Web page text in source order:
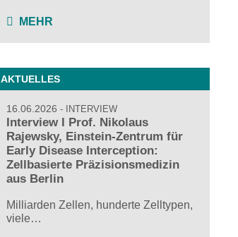
MEHR
AKTUELLES
16.06.2026 INTERVIEW
Interview I Prof. Nikolaus
Rajewsky, Einstein-Zentrum für
Early Disease Interception:
Zellbasierte Präzisionsmedizin
aus Berlin
Milliarden Zellen, hunderte Zelltypen,
viele…